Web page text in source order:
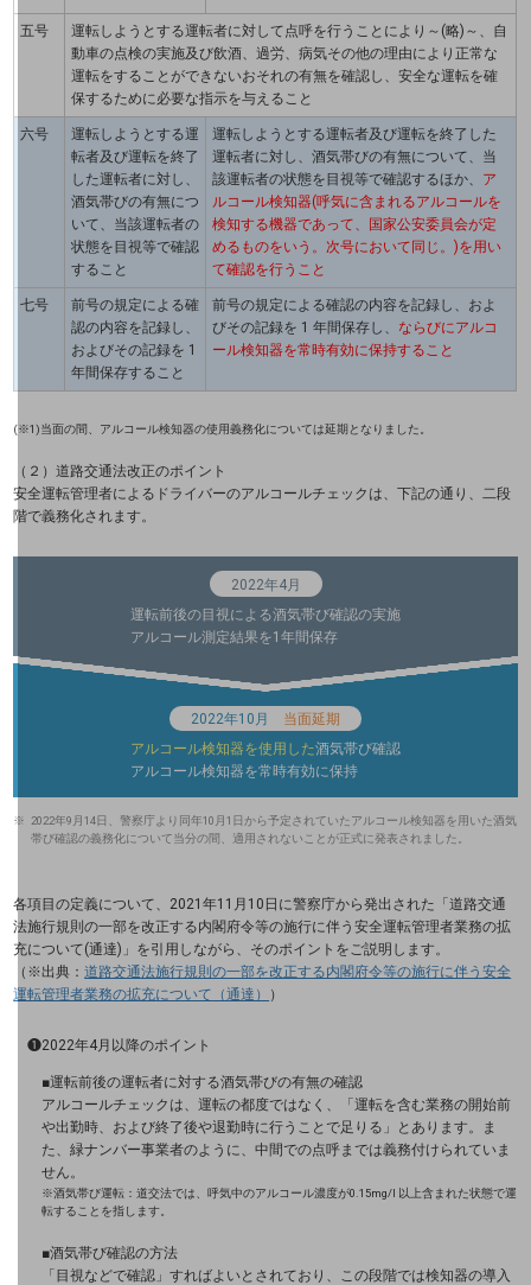
遠隔監視
顧客体験（CX）改善
自動化・省電化
人材不足解消
業種・業態で探す
業種・業態で探すTOP
一次産業
医療・介護
観光
教育
キーワードで探す
法人向けスマホ・携帯に関する、
おすすめの機種、料金やサービスをご紹介
製品TOP
タフネススマートフォン
データ通信製品
5G対応ホームルーター
通信モジュール製品
衛星携帯電話
料金
料金TOP
五号
運転しようとする運転者に対して点呼を行うことにより～(略)～、自
動車の点検の実施及び飲酒、過労、病気その他の理由により正常な
運転をすることができないおそれの有無を確認し、安全な運転を確
保するために必要な指示を与えること
六号
運転しようとする運
転者及び運転を終了
した運転者に対し、
酒気帯びの有無につ
いて、当該運転者の
状態を目視等で確認
すること
運転しようとする運転者及び運転を終了した
運転者に対し、酒気帯びの有無について、当
該運転者の状態を目視等で確認するほか、 ア
ルコール検知器(呼気に含まれるアルコールを
検知する機器であって、国家公安委員会が定
めるものをいう。次号において同じ。)を用い
て確認を行うこと
七号
前号の規定による確
認の内容を記録し、
およびその記録を 1
年間保存すること
前号の規定による確認の内容を記録し、およ
びその記録を 1 年間保存し、 ならびにアルコ
ール検知器を常時有効に保持すること
(※1)当面の間、アルコール検知器の使用義務化については延期となりました。
（２）道路交通法改正のポイント
安全運転管理者によるドライバーのアルコールチェックは、下記の通り、二段
階で義務化されます。
2022年4月
運転前後の目視による酒気帯び確認の実施
アルコール測定結果を1年間保存
2022年10月
当面延期
アルコール検知器を使用した酒気帯び確認
アルコール検知器を常時有効に保持
2022年9月14日、警察庁より同年10月1日から予定されていたアルコール検知器を用いた酒気
帯び確認の義務化について当分の間、適用されないことが正式に発表されました。
各項目の定義について、2021年11月10日に警察庁から発出された「道路交通
法施行規則の一部を改正する内閣府令等の施行に伴う安全運転管理者業務の拡
充について(通達)」を引用しながら、そのポイントをご説明します。
（※出典：道路交通法施行規則の一部を改正する内閣府令等の施行に伴う安全
運転管理者業務の拡充について（通達）
）
❶2022年4月以降のポイント
■運転前後の運転者に対する酒気帯びの有無の確認
アルコールチェックは、運転の都度ではなく、「運転を含む業務の開始前
や出勤時、および終了後や退勤時に行うことで足りる」とあります。ま
た、緑ナンバー事業者のように、中間での点呼までは義務付けられていま
せん。
※酒気帯び運転：道交法では、呼気中のアルコール濃度が0.15mg/l 以上含まれた状態で運
転することを指します。
■酒気帯び確認の方法
「目視などで確認」すればよいとされており、この段階では検知器の導入